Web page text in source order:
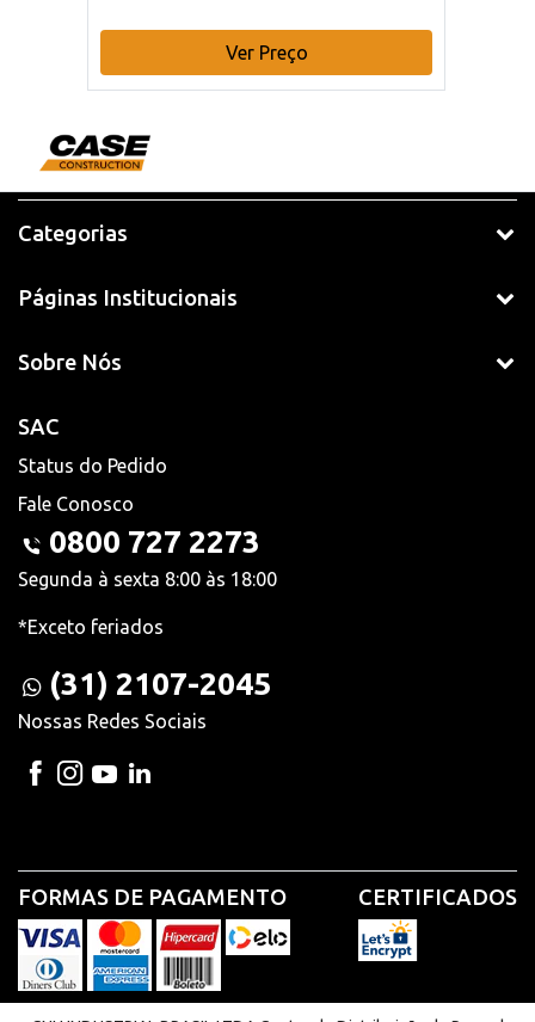
Ver Preço
Categorias
Páginas Institucionais
Sobre Nós
SAC
Status do Pedido
Fale Conosco
0800 727 2273
Segunda à sexta 8:00 às 18:00
*Exceto feriados
(31) 2107-2045
Nossas Redes Sociais
FORMAS DE PAGAMENTO CERTIFICADOS